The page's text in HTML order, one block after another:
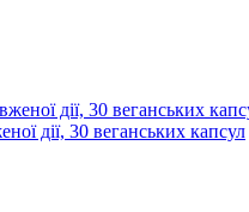
дії, 30 веганських капсул